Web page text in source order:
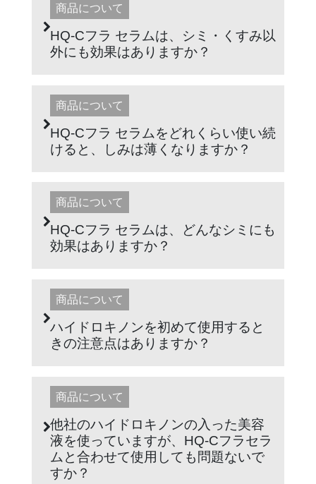
商品について
HQ-Cフラ セラムは、シミ・くすみ以
外にも効果はありますか？
商品について
HQ-Cフラ セラムをどれくらい使い続
けると、しみは薄くなりますか？
商品について
HQ-Cフラ セラムは、どんなシミにも
効果はありますか？
商品について
ハイドロキノンを初めて使用すると
きの注意点はありますか？
商品について
他社のハイドロキノンの入った美容
液を使っていますが、HQ-Cフラセラ
ムと合わせて使用しても問題ないで
すか？